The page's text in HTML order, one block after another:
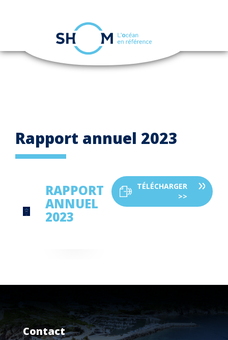
Aller
navigation
Rapport annuel 2023
RAPPORT
ANNUEL
2023
TÉLÉCHARGER
>>
Contact